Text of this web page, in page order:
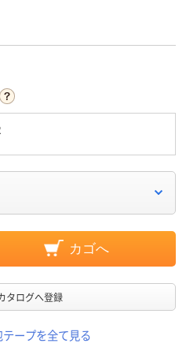
カゴへ
タログへ登録
ープを全て見る